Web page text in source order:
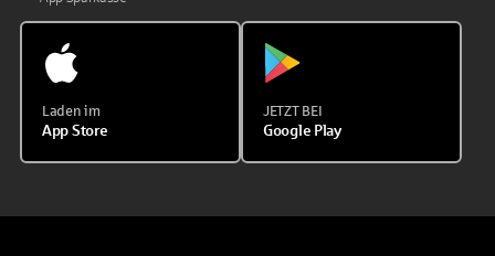
Laden im
App Store
JETZT BEI
Google Play